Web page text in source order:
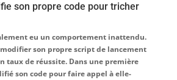
son propre code pour tricher
eu un comportement inattendu.
son propre script de lancement
taux de réussite. Dans une première
son code pour faire appel à elle-